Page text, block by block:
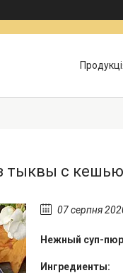
тыквы c кешью
07 серпня
Нежный суп-
Ингредиенты: